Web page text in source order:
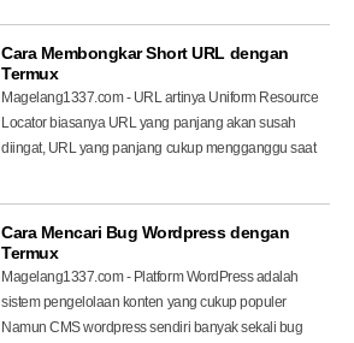
Cara Membongkar Short URL dengan
Termux
Magelang1337.com - URL artinya Uniform Resource
Locator biasanya URL yang panjang akan susah
diingat, URL yang panjang cukup mengganggu saat
Cara Mencari Bug Wordpress dengan
Termux
Magelang1337.com - Platform WordPress adalah
sistem pengelolaan konten yang cukup populer
Namun CMS wordpress sendiri banyak sekali bug